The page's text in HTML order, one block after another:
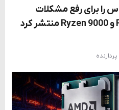
را برای رفع مشکلات
پردازنده